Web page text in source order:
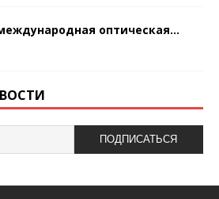
оптическая...
ПОДПИСАТЬСЯ